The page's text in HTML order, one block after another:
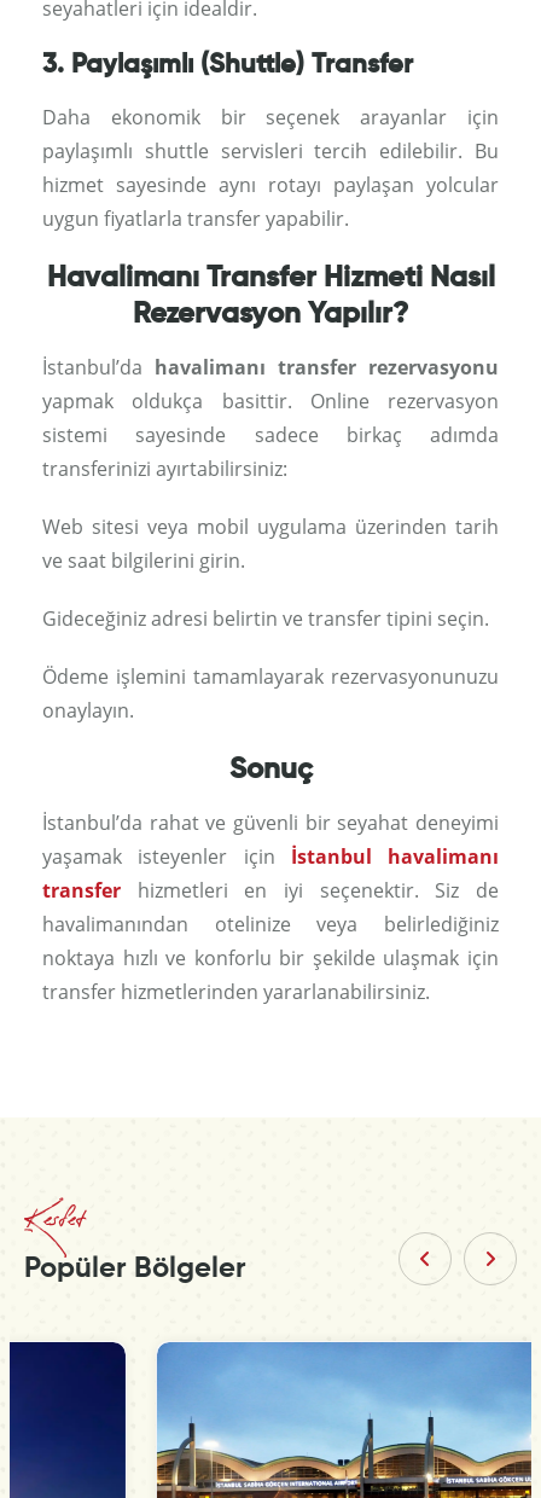
seyahatleri için idealdir.
3. Paylaşımlı (Shuttle) Transfer
Daha ekonomik bir seçenek arayanlar için
paylaşımlı shuttle servisleri tercih edilebilir. Bu
hizmet sayesinde aynı rotayı paylaşan yolcular
uygun fiyatlarla transfer yapabilir.
Havalimanı Transfer Hizmeti Nasıl
Rezervasyon Yapılır?
İstanbul’da havalimanı transfer rezervasyonu
yapmak oldukça basittir. Online rezervasyon
sistemi sayesinde sadece birkaç adımda
transferinizi ayırtabilirsiniz:
Web sitesi veya mobil uygulama üzerinden tarih
ve saat bilgilerini girin.
Gideceğiniz adresi belirtin ve transfer tipini seçin.
Ödeme işlemini tamamlayarak rezervasyonunuzu
onaylayın.
Sonuç
İstanbul’da rahat ve güvenli bir seyahat deneyimi
yaşamak isteyenler için İstanbul havalimanı
transfer hizmetleri en iyi seçenektir. Siz de
havalimanından otelinize veya belirlediğiniz
noktaya hızlı ve konforlu bir şekilde ulaşmak için
transfer hizmetlerinden yararlanabilirsiniz.
Kesfet
Popüler Bölgeler